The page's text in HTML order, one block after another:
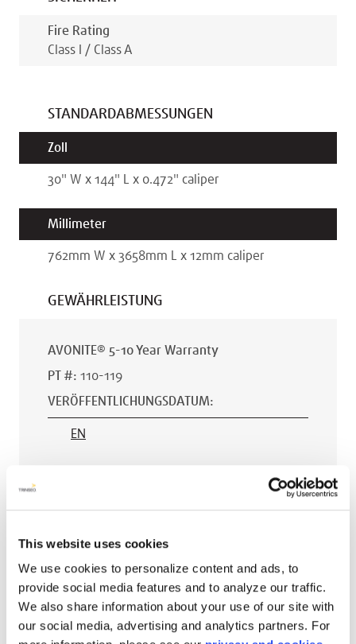
This website uses cookies
We use cookies to personalize content and ads, to
provide social media features and to analyze our traffic.
We also share information about your use of our site with
our social media, advertising and analytics partners. For
Fire Rating
Class I / Class A
STANDARDABMESSUNGEN
Zoll
30" W x 144" L x 0.472" caliper
Millimeter
762mm W x 3658mm L x 12mm caliper
GEWÄHRLEISTUNG
AVONITE® 5-10 Year Warranty
PT #: 110-119
VERÖFFENTLICHUNGSDATUM:
EN
PT #:110-118
VERÖFFENTLICHUNGSDATUM:
EN